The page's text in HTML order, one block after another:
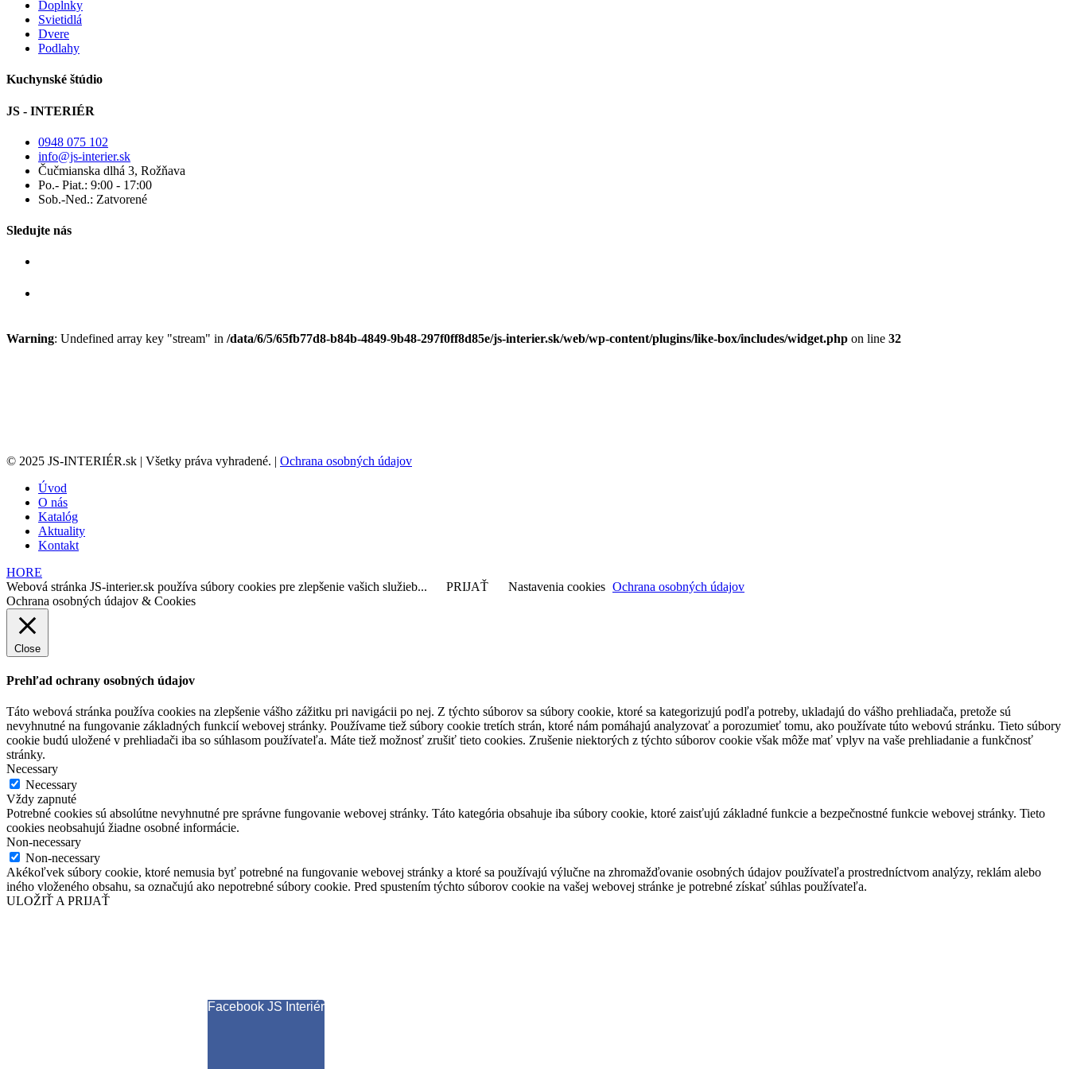
Doplnky
Svietidlá
Dvere
Podlahy
Kuchynské štúdio
JS - INTERIÉR
0948 075 102
info@js-interier.sk
Čučmianska dlhá 3, Rožňava
Po.- Piat.: 9:00 - 17:00
Sob.-Ned.: Zatvorené
Sledujte nás
Warning: Undefined array key "stream" in /data/6/5/65fb77d8-b84b-4849-9b48-297f0ff8d85e/js-interier.sk/web/wp-content/plugins/like-box/includes/widget.php on line 32
© 2025 JS-INTERIÉR.sk | Všetky práva vyhradené. | Ochrana osobných údajov
Úvod
O nás
Katalóg
Aktuality
Kontakt
HORE
Webová stránka JS-interier.sk používa súbory cookies pre zlepšenie vašich služieb...
PRIJAŤ Nastavenia cookies Ochrana osobných údajov
Ochrana osobných údajov & Cookies
Close
Prehľad ochrany osobných údajov
Táto webová stránka používa cookies na zlepšenie vášho zážitku pri navigácii po nej. Z týchto súborov sa súbory cookie, ktoré sa kategorizujú podľa potreby, ukladajú do vášho prehliadača, pretože sú
nevyhnutné na fungovanie základných funkcií webovej stránky. Používame tiež súbory cookie tretích strán, ktoré nám pomáhajú analyzovať a porozumieť tomu, ako používate túto webovú stránku. Tieto súbory
cookie budú uložené v prehliadači iba so súhlasom používateľa. Máte tiež možnosť zrušiť tieto cookies. Zrušenie niektorých z týchto súborov cookie však môže mať vplyv na vaše prehliadanie a funkčnosť
stránky.
Necessary
Necessary
Vždy zapnuté
Potrebné cookies sú absolútne nevyhnutné pre správne fungovanie webovej stránky. Táto kategória obsahuje iba súbory cookie, ktoré zaisťujú základné funkcie a bezpečnostné funkcie webovej stránky. Tieto
cookies neobsahujú žiadne osobné informácie.
Non-necessary
Non-necessary
Akékoľvek súbory cookie, ktoré nemusia byť potrebné na fungovanie webovej stránky a ktoré sa používajú výlučne na zhromažďovanie osobných údajov používateľa prostredníctvom analýzy, reklám alebo
iného vloženého obsahu, sa označujú ako nepotrebné súbory cookie. Pred spustením týchto súborov cookie na vašej webovej stránke je potrebné získať súhlas používateľa.
ULOŽIŤ A PRIJAŤ
Facebook JS Interiér